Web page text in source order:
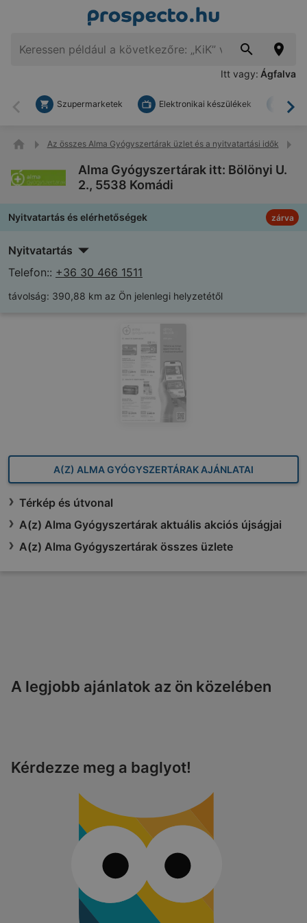
Itt vagy: Ágfalva
Vissza
Szupermarketek Elektronikai készülékek
Az összes Alma Gyógyszertárak üzlet és a nyitvatartási idők
Alma Gyógyszertárak itt: Bölönyi U.
2., 5538 Komádi
Nyitvatartás és elérhetőségek zárva
Nyitvatartás
Telefon:: +36 30 466 1511
távolság: 390,88 km az Ön jelenlegi helyzetétől
A(Z) ALMA GYÓGYSZERTÁRAK AJÁNLATAI
Térkép és útvonal
A(z) Alma Gyógyszertárak aktuális akciós újságjai
A(z) Alma Gyógyszertárak összes üzlete
A legjobb ajánlatok az ön közelében
Kérdezze meg a baglyot!